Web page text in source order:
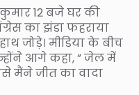
12 बजे घर की
का झंडा फहराया
जोड़े। मीडिया के बीच
आगे कहा, ” जेल में
मैंने जीत का वादा